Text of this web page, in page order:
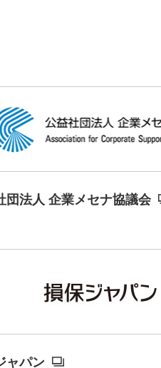
団法人 企業メセナ協議会
ャパン